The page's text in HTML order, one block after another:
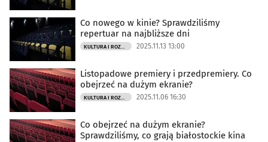
Co nowego w kinie? Sprawdziliśmy
repertuar na najbliższe dni
KULTURA I ROZRYWKA 2025.11.13 13:00
Listopadowe premiery i przedpremiery. Co
obejrzeć na dużym ekranie?
KULTURA I ROZRYWKA 2025.11.06 16:30
Co obejrzeć na dużym ekranie?
Sprawdziliśmy, co grają białostockie kina